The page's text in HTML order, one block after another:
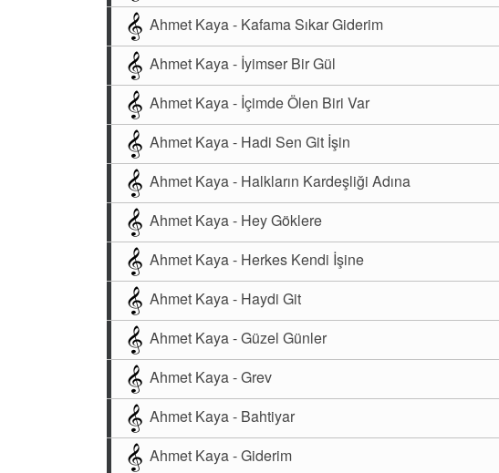
Ahmet Kaya - Kafama Sıkar Giderim
Ahmet Kaya - İyimser Bir Gül
Ahmet Kaya - İçimde Ölen Biri Var
Ahmet Kaya - Hadi Sen Git İşin
Ahmet Kaya - Halkların Kardeşliği Adına
Ahmet Kaya - Hey Göklere
Ahmet Kaya - Herkes Kendi İşine
Ahmet Kaya - Haydi Git
Ahmet Kaya - Güzel Günler
Ahmet Kaya - Grev
Ahmet Kaya - Bahtiyar
Ahmet Kaya - Giderim